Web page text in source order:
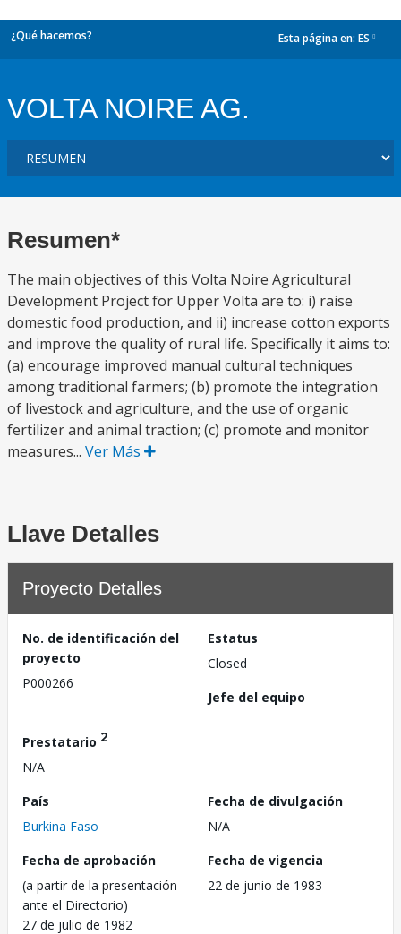
¿Qué hacemos? Esta página en: ES
VOLTA NOIRE AG.
Resumen*
The main objectives of this Volta Noire Agricultural
Development Project for Upper Volta are to: i) raise
domestic food production, and ii) increase cotton exports
and improve the quality of rural life. Specifically it aims to:
(a) encourage improved manual cultural techniques
among traditional farmers; (b) promote the integration
of livestock and agriculture, and the use of organic
fertilizer and animal traction; (c) promote and monitor
measures... Ver Más
Llave Detalles
Proyecto Detalles
No. de identificación del
proyecto
P000266
Estatus
Closed
Jefe del equipo
Prestatario 2
N/A
País
Burkina Faso
Fecha de divulgación
N/A
Fecha de aprobación
(a partir de la presentación
ante el Directorio)
27 de julio de 1982
Fecha de vigencia
22 de junio de 1983